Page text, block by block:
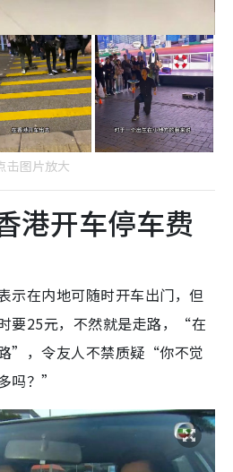
击图片放大
港开车停车费
示在内地可随时开车出门，但
要25元，不然就是走路，“在
”，令友人不禁质疑“你不觉
吗？”